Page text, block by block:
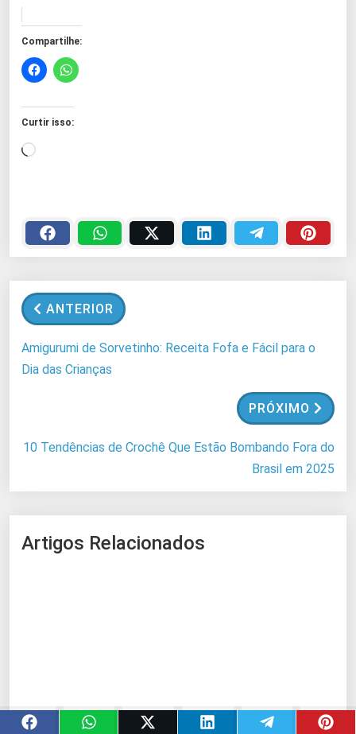
Compartilhe:
Curtir isso:
C
e
g
n
d
o
ANTERIOR
Amigurumi de Sorvetinho: Receita Fofa e Fácil para o
Dia das Crianças
PRÓXIMO
10 Tendências de Crochê Que Estão Bombando Fora do
Brasil em 2025
Artigos Relacionados